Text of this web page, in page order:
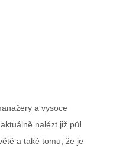
a vysoce
nalézt již půl
a také tomu, že je